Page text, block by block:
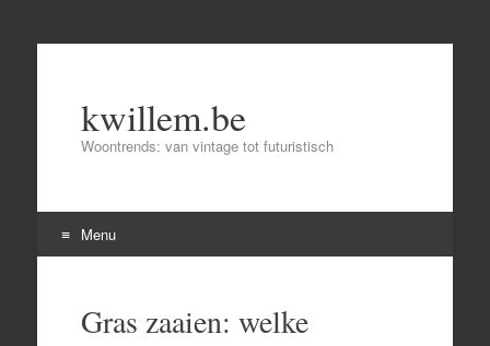
kwillem.be
Woontrends: van vintage tot futuristisch
Menu
contentGras zaaien: welke